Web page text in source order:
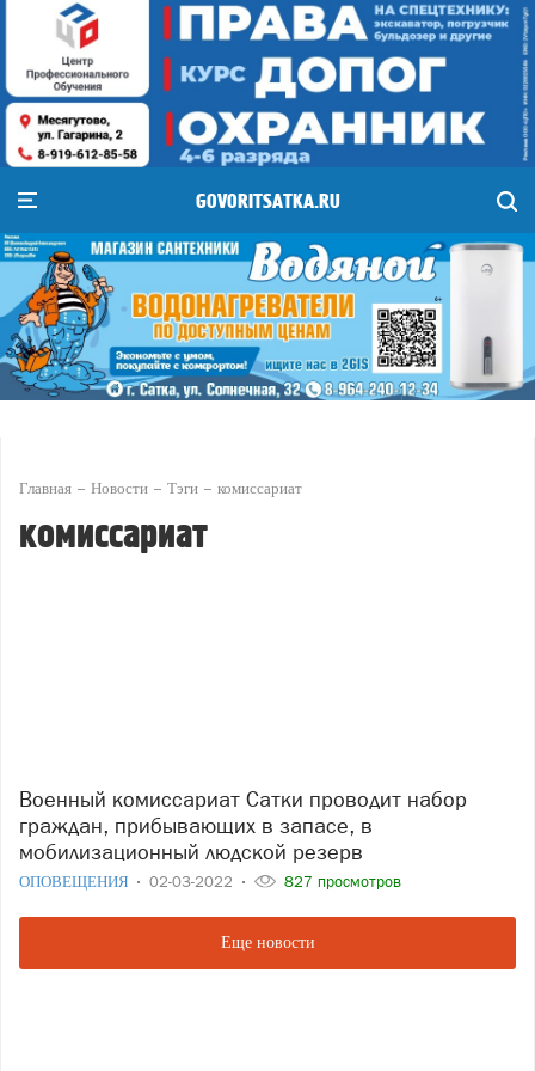
GOVORITSATKA.RU
Главная Новости Тэги комиссариат
комиссариат
Военный комиссариат Сатки проводит набор
граждан, прибывающих в запасе, в
мобилизационный людской резерв
ОПОВЕЩЕНИЯ 02-03-2022 827 просмотров
Еще новости